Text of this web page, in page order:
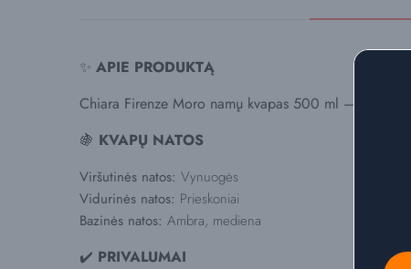
✨ APIE PRODUKTĄ
Chiara Firenze Moro namų kvapas 500 ml – aukštos
🍇 KVAPŲ NATOS
Viršutinės natos: Vynuogės
Vidurinės natos: Prieskoniai
Bazinės natos: Ambra, mediena
✔️ PRIVALUMAI